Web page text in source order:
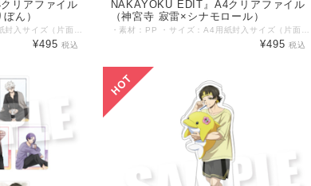
リアファイル
ん）
¥495税込
NAKAYOKU EDIT』A4クリアファイル
（神宮寺 寂雷×シナモロール）
¥495税込